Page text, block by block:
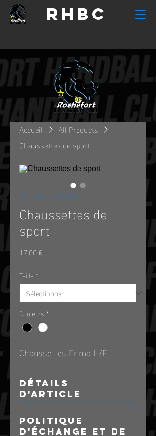
RHBC
Accueil
All Products
Chaussettes de sport
SKU : 284215376135191
Chaussettes de
sport
17,00 €Prix
Taille *
Couleurs *
Chaussettes Erima H/F
DÉTAILS
D'ARTICLE
caractéristiques de l'article : taille,
matière et autres détails utiles. Cet
POLITIQUE
D'ÉCHANGE ET DE